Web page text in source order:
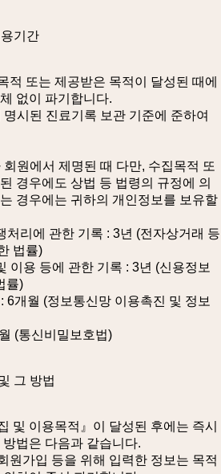
기간
적 또는 제공받은 목적이 달성된 때에
없이 파기합니다.
시된 진료기록 보관 기준에 준하여
원에서 제명된 때 다만, 수집목적 또
경우에도 상법 등 법령의 규정에 의
경우에는 귀하의 개인정보를 보유할
처리에 관한 기록 : 3년 (전자상거래 등
법률)
이용 등에 관한 기록 : 3년 (신용정보
률)
6개월 (정보통신망 이용촉진 및 정보
(통신비밀보호법)
그 방법
및 이용목적』이 달성된 후에는 즉시
법은 다음과 같습니다.
원가입 등을 위해 입력한 정보는 목적